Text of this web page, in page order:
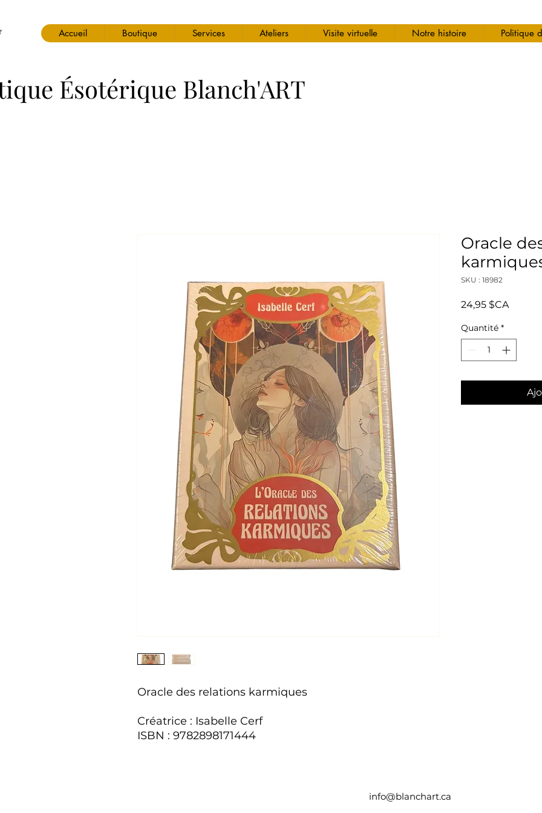
Accueil Boutique Services Ateliers Visite virtuelle Notre histoire Politique
Ésotérique Blanch'ART
Oracle des relations karmiques
Créatrice : Isabelle Cerf
ISBN : 9782898171444
Oracle
SKU : 18982
24,95 $CAPrix
Quantité *
info@blanchart.ca